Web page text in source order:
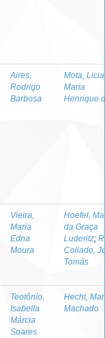
Aires,
Rodrigo
Barbosa
Mota, Licia
Maria
Henrique
Vieira,
Maria
Edna
Moura
Hoefel,
da Graça
Luderitz;
Collado,
Tomás
Teotônio,
Isabella
Márcia
Soares
Hecht,
Machado